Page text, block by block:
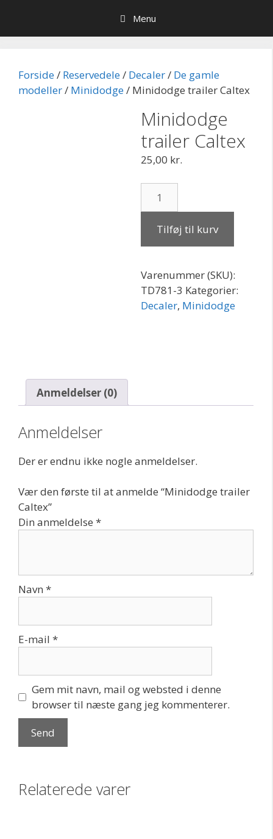
indhold
Menu
Forside/ Reservedele/ Decaler/ De gamle
modeller/ Minidodge/ Minidodge trailer Caltex
Minidodge
trailer Caltex
25,00 kr.
trailer
antalTilføj til kurv
Varenummer (SKU):
TD781-3 Kategorier:
Decaler, Minidodge
Anmeldelser (0)
Anmeldelser
Der er endnu ikke nogle anmeldelser.
Vær den første til at anmelde “Minidodge trailer
Caltex”
Din anmeldelse *
Navn *
E-mail *
Gem mit navn, mail og websted i denne
browser til næste gang jeg kommenterer.
Relaterede varer